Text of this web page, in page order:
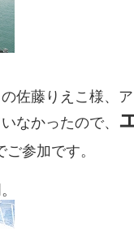
佐藤りえこ様、
なかったので、
参加です。